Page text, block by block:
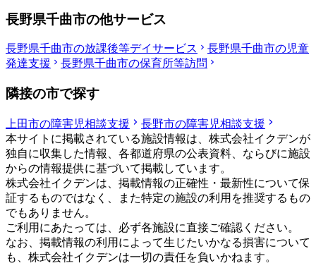
長野県千曲市の他サービス
長野県千曲市の放課後等デイサービス
長野県千曲市の児童
発達支援
長野県千曲市の保育所等訪問
隣接の市で探す
上田市の障害児相談支援
長野市の障害児相談支援
本サイトに掲載されている施設情報は、株式会社イクデンが
独自に収集した情報、各都道府県の公表資料、ならびに施設
からの情報提供に基づいて掲載しています。
株式会社イクデンは、掲載情報の正確性・最新性について保
証するものではなく、また特定の施設の利用を推奨するもの
でもありません。
ご利用にあたっては、必ず各施設に直接ご確認ください。
なお、掲載情報の利用によって生じたいかなる損害について
も、株式会社イクデンは一切の責任を負いかねます。